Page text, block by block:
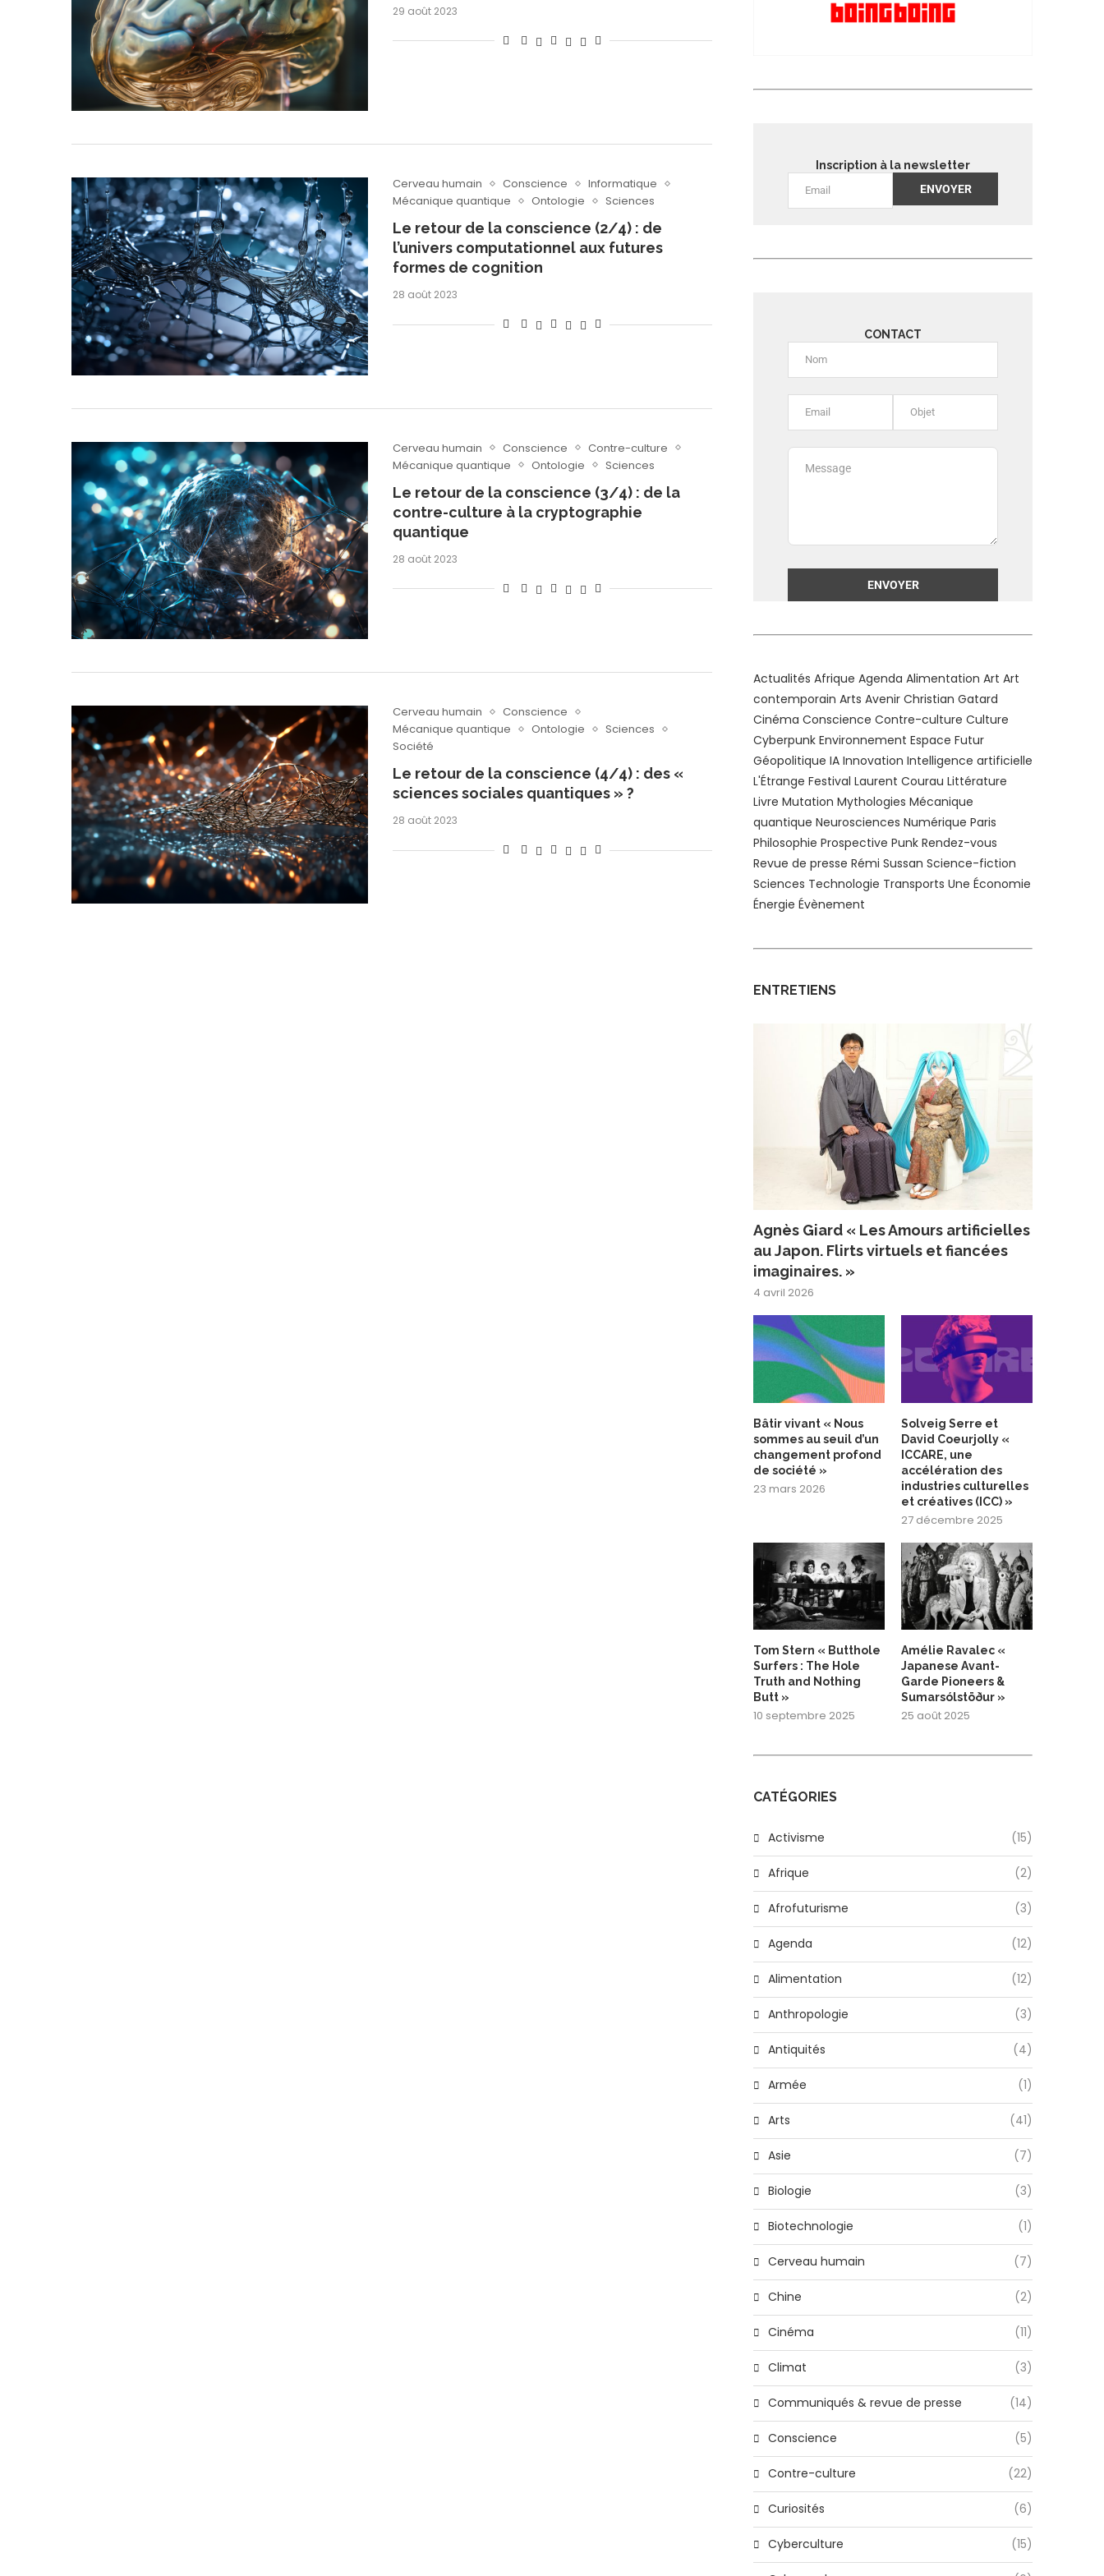
29 août 2023
Cerveau humain Conscience
Informatique
Mécanique quantique
Ontologie Sciences
Le retour de la conscience (2/4) : de
l’univers computationnel aux futures
formes de cognition
28 août 2023
Cerveau humain Conscience
Contre-culture
Mécanique quantique
Ontologie Sciences
Le retour de la conscience (3/4) : de la
contre-culture à la cryptographie
quantique
28 août 2023
Cerveau humain
Conscience
Mécanique quantique
Ontologie
Sciences
Société
Le retour de la conscience (4/4) : des «
sciences sociales quantiques » ?
28 août 2023
Inscription à la newsletter
CONTACT
Actualités Afrique Agenda Alimentation Art Art
contemporain Arts Avenir Christian Gatard
Cinéma Conscience Contre-culture Culture
Cyberpunk Environnement Espace Futur
Géopolitique IA Innovation Intelligence artificielle
L'Étrange Festival Laurent Courau Littérature
Livre Mutation Mythologies Mécanique
quantique Neurosciences Numérique Paris
Philosophie Prospective Punk Rendez-vous
Revue de presse Rémi Sussan Science-fiction
Sciences Technologie Transports Une Économie
Énergie Évènement
ENTRETIENS
Agnès Giard « Les Amours artificielles
au Japon. Flirts virtuels et fiancées
imaginaires. »
4 avril 2026
Bâtir vivant « Nous
sommes au seuil d’un
changement profond
de société »
23 mars 2026
Solveig Serre et
David Coeurjolly «
ICCARE, une
accélération des
industries culturelles
et créatives (ICC) »
27 décembre 2025
Tom Stern « Butthole
Surfers : The Hole
Truth and Nothing
Butt »
10 septembre 2025
Amélie Ravalec «
Japanese Avant-
Garde Pioneers &
Sumarsólstöður »
25 août 2025
CATÉGORIES
Activisme (15)
Afrique (2)
Afrofuturisme (3)
Agenda (12)
Alimentation (12)
Anthropologie (3)
Antiquités (4)
Armée (1)
Arts (41)
Asie (7)
Biologie (3)
Biotechnologie (1)
Cerveau humain (7)
Chine (2)
Cinéma (11)
Climat (3)
Communiqués & revue de presse (14)
Conscience (5)
Contre-culture (22)
Curiosités (6)
Cyberculture (15)